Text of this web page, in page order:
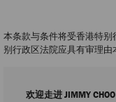
本条款与条件将受香港特
别行政区法院应具有审理由
欢迎走进 JIMMY